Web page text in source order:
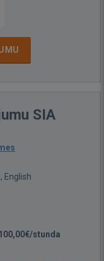
SIA
English
stunda